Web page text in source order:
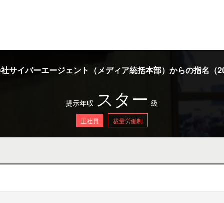
サイバーエージェント（メディア統括本部）からの指名（
提示年収 スター 級
正社員 裁量労働制